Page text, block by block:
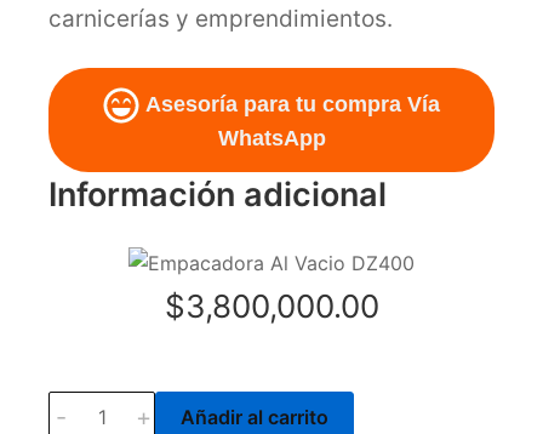
carnicerías y emprendimientos.
Asesoría para tu compra Vía
WhatsApp
Información adicional
$3,800,000.00
- + Añadir al carrito